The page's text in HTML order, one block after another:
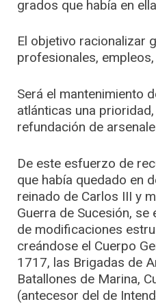
grados que había en
El objetivo racionalizar
profesionales,
Será el mantenimiento
atlánticas una
refundación de
De este esfuerzo de
que había quedado en
reinado de Carlos III y
Guerra de Sucesión, se
de modificaciones
creándose el Cuerpo
1717, las Brigadas de
Batallones de Marina,
(antecesor del de